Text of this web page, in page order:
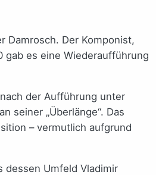
Damrosch. Der Komponist,
gab es eine Wiederaufführung
der Aufführung unter
seiner „Überlänge“. Das
– vermutlich aufgrund
dessen Umfeld Vladimir